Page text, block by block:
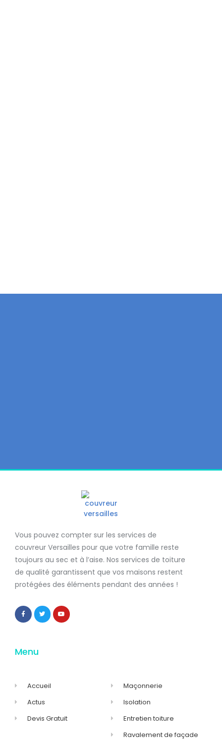
Vous pouvez compter sur les services de
couvreur Versailles pour que votre famille reste
toujours au sec et à l’aise. Nos services de toiture
de qualité garantissent que vos maisons restent
protégées des éléments pendant des années !
Menu
Accueil
Actus
Devis Gratuit
Maçonnerie
Isolation
Entretien toiture
Ravalement de façade